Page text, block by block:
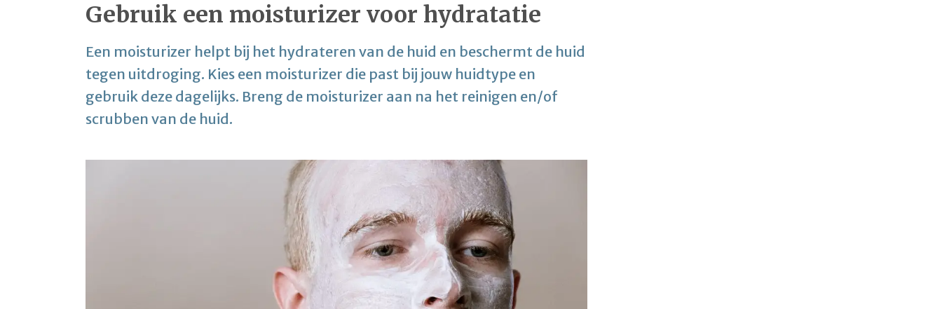
Gebruik een moisturizer voor hydratatie
Een moisturizer helpt bij het hydrateren van de huid en beschermt de huid
tegen uitdroging. Kies een moisturizer die past bij jouw huidtype en
gebruik deze dagelijks. Breng de moisturizer aan na het reinigen en/of
scrubben van de huid.